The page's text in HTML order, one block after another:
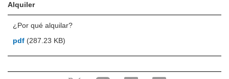
Alquiler
¿Por qué alquilar?
pdf (287.23 KB)